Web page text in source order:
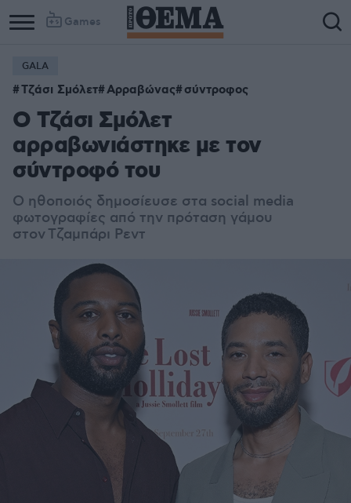
Games
GALA
Τζάσι Σμόλετ Αρραβώνας σύντροφος
Ο Τζάσι Σμόλετ
αρραβωνιάστηκε με τον
σύντροφό του
Ο ηθοποιός δημοσίευσε στα social media
φωτογραφίες από την πρόταση γάμου
στον Τζαμπάρι Ρεντ